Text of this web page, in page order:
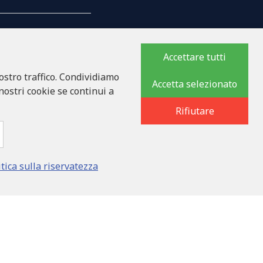
iela 32 - 7, LV-1046
traffico. Condividiamo
cookie se continui a
sulla riservatezza
Accettare tutti
Accetta selezionato
Rifiutare